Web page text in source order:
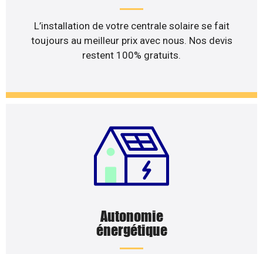
L’installation de votre centrale solaire se fait
toujours au meilleur prix avec nous. Nos devis
restent 100% gratuits.
Autonomie
énergétique